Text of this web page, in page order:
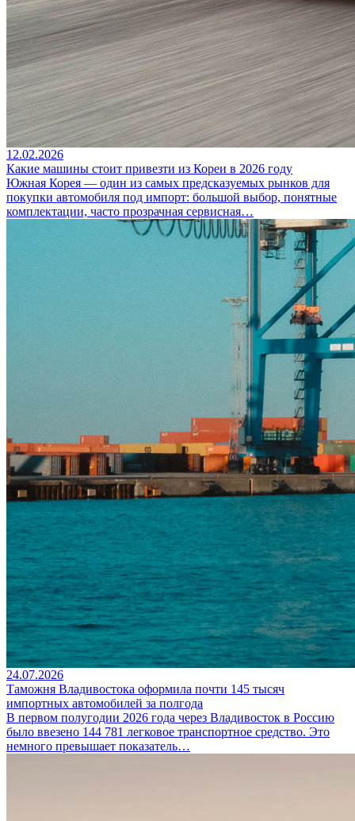
12.02.2026
Какие машины стоит привезти из Кореи в 2026 году
Южная Корея — один из самых предсказуемых рынков для
покупки автомобиля под импорт: большой выбор, понятные
комплектации, часто прозрачная сервисная…
24.07.2026
Таможня Владивостока оформила почти 145 тысяч
импортных автомобилей за полгода
В первом полугодии 2026 года через Владивосток в Россию
было ввезено 144 781 легковое транспортное средство. Это
немного превышает показатель…